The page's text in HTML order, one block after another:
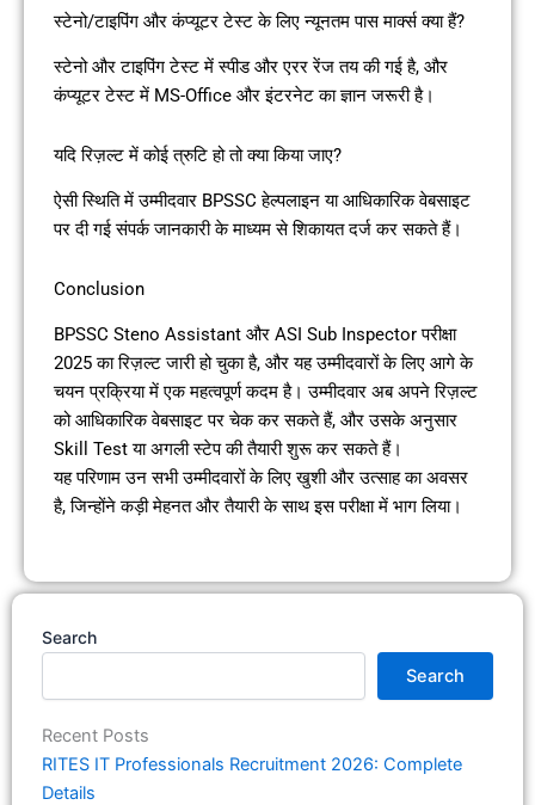
स्टेनो/टाइपिंग और कंप्यूटर टेस्ट के लिए न्यूनतम पास मार्क्स क्या हैं?
स्टेनो और टाइपिंग टेस्ट में स्पीड और एरर रेंज तय की गई है, और
कंप्यूटर टेस्ट में MS-Office और इंटरनेट का ज्ञान जरूरी है।
यदि रिज़ल्ट में कोई त्रुटि हो तो क्या किया जाए?
ऐसी स्थिति में उम्मीदवार BPSSC हेल्पलाइन या आधिकारिक वेबसाइट
पर दी गई संपर्क जानकारी के माध्यम से शिकायत दर्ज कर सकते हैं।
Conclusion
BPSSC Steno Assistant और ASI Sub Inspector परीक्षा
2025 का रिज़ल्ट जारी हो चुका है, और यह उम्मीदवारों के लिए आगे के
चयन प्रक्रिया में एक महत्वपूर्ण कदम है। उम्मीदवार अब अपने रिज़ल्ट
को आधिकारिक वेबसाइट पर चेक कर सकते हैं, और उसके अनुसार
Skill Test या अगली स्टेप की तैयारी शुरू कर सकते हैं।
यह परिणाम उन सभी उम्मीदवारों के लिए खुशी और उत्साह का अवसर
है, जिन्होंने कड़ी मेहनत और तैयारी के साथ इस परीक्षा में भाग लिया।
Search
Search
Recent Posts
RITES IT Professionals Recruitment 2026: Complete
Details